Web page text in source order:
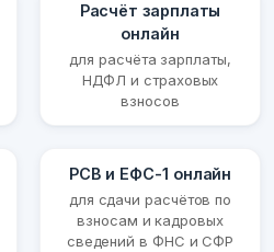
Расчёт зарплаты
онлайн
для расчёта зарплаты,
НДФЛ и страховых
взносов
РСВ и ЕФС-1 онлайн
для сдачи расчётов по
взносам и кадровых
сведений в ФНС и СФР